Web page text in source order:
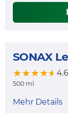
SONAX
★★★★★
★★★★★4.6
500 ml
Mehr Details